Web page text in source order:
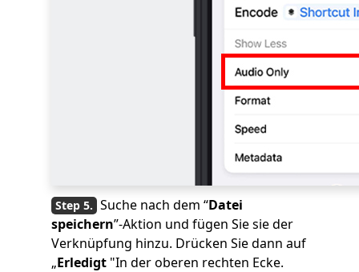
Suche nach dem “Datei
speichern”-Aktion und fügen Sie sie der
Verknüpfung hinzu. Drücken Sie dann auf
„Erledigt "In der oberen rechten Ecke.